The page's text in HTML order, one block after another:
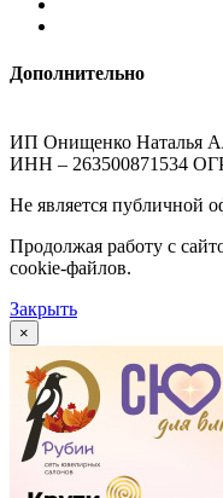
Дополнительно
ИП Онищенко Наталья
ИНН – 263500871534
Не является публичной
Продолжая работу с
cookie-файлов.
Закрыть
×